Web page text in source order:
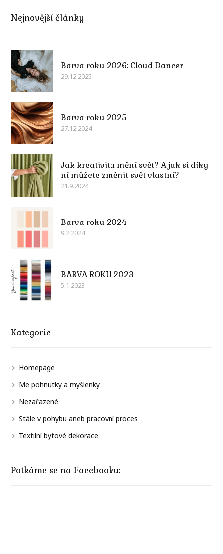
Nejnovější články
Barva roku 2026: Cloud Dancer
29.12.2025
Barva roku 2025
27.12.2024
Jak kreativita mění svět? A jak si díky
ní můžete změnit svět vlastní?
21.9.2024
Barva roku 2024
9.2.2024
BARVA ROKU 2023
5.1.2023
Kategorie
Homepage
Me pohnutky a myšlenky
Nezařazené
Stále v pohybu aneb pracovní proces
Textilní bytové dekorace
Potkáme se na Facebooku: